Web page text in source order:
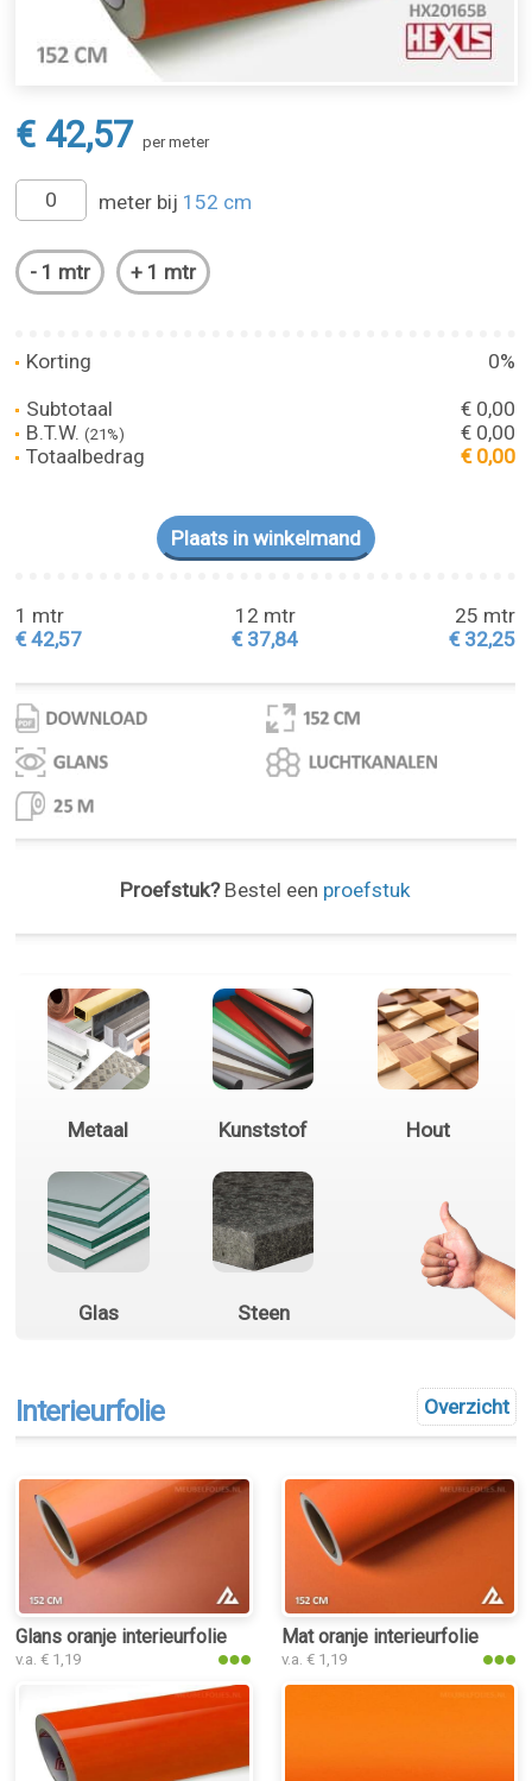
€ 42,57 per meter
meter bij 152 cm
Korting
0%
Subtotaal
€ 0,00
B.T.W.(21%)
€ 0,00
Totaalbedrag
€ 0,00
1 mtr
€ 42,57
12 mtr
€ 37,84
25 mtr
€ 32,25
Proefstuk?Bestel een proefstuk
Metaal Kunststof Hout
Glas Steen
Overzicht
Interieurfolie
Glans oranje interieurfolie
v.a. € 1,19
Mat oranje interieurfolie
v.a. € 1,19